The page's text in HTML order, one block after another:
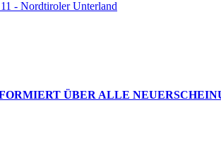
- Nordtiroler Unterland
ÜBER ALLE